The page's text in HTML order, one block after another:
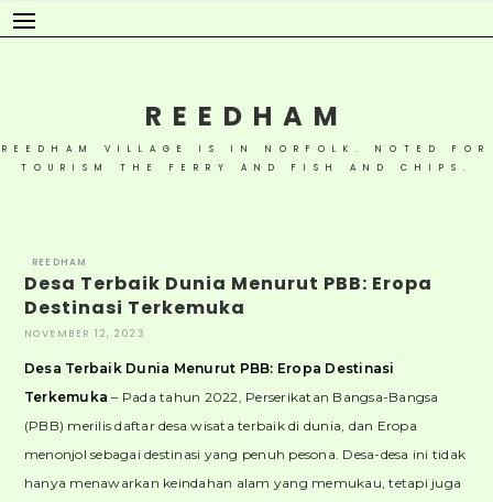
Skip
to
REEDHAM
REEDHAM VILLAGE IS IN NORFOLK. NOTED FOR
TOURISM THE FERRY AND FISH AND CHIPS.
REEDHAM
Desa Terbaik Dunia Menurut PBB: Eropa
Destinasi Terkemuka
NOVEMBER 12, 2023
Desa Terbaik Dunia Menurut PBB: Eropa Destinasi
Terkemuka – Pada tahun 2022, Perserikatan Bangsa-Bangsa
(PBB) merilis daftar desa wisata terbaik di dunia, dan Eropa
menonjol sebagai destinasi yang penuh pesona. Desa-desa ini tidak
hanya menawarkan keindahan alam yang memukau, tetapi juga